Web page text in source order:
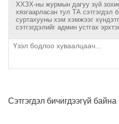
ХХЗХ-ны журмын дагуу зүй
хязгаарласан тул ТА сэтгэгдэл
суртахууны хэм хэмжээг
сэтгэгдэлийг админ устгах
Сэтгэгдэл бичигдээгүй байна